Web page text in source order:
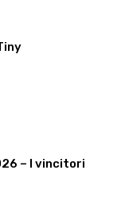
– I vincitori